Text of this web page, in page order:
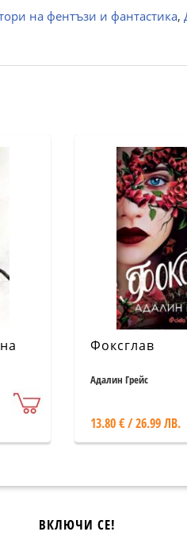
на фентъзи и фантастика,
Фоксглав
Адалин Грейс
13.80 € / 26.99 ЛВ.
ВКЛЮЧИ СЕ!